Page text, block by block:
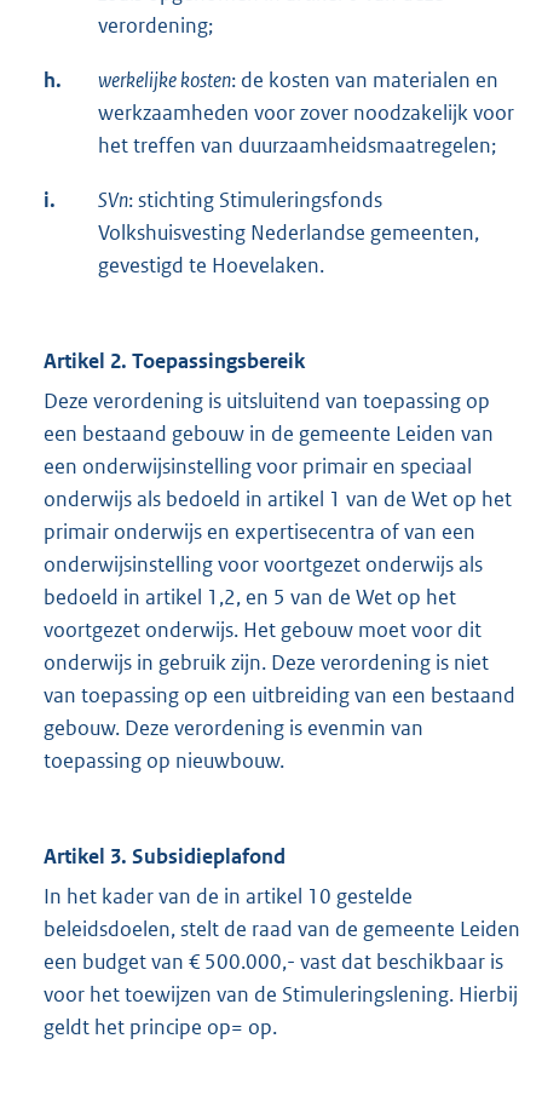
verordening;
h. werkelijke kosten: de kosten van materialen en
werkzaamheden voor zover noodzakelijk voor
het treffen van duurzaamheidsmaatregelen;
i. SVn: stichting Stimuleringsfonds
Volkshuisvesting Nederlandse gemeenten,
gevestigd te Hoevelaken.
Artikel 2. Toepassingsbereik
Deze verordening is uitsluitend van toepassing op
een bestaand gebouw in de gemeente Leiden van
een onderwijsinstelling voor primair en speciaal
onderwijs als bedoeld in artikel 1 van de Wet op het
primair onderwijs en expertisecentra of van een
onderwijsinstelling voor voortgezet onderwijs als
bedoeld in artikel 1,2, en 5 van de Wet op het
voortgezet onderwijs. Het gebouw moet voor dit
onderwijs in gebruik zijn. Deze verordening is niet
van toepassing op een uitbreiding van een bestaand
gebouw. Deze verordening is evenmin van
toepassing op nieuwbouw.
Artikel 3. Subsidieplafond
In het kader van de in artikel 10 gestelde
beleidsdoelen, stelt de raad van de gemeente Leiden
een budget van € 500.000,- vast dat beschikbaar is
voor het toewijzen van de Stimuleringslening. Hierbij
geldt het principe op= op.